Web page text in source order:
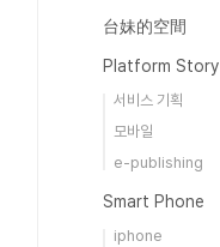
台妹的空間
Platform Story
서비스 기획
모바일
e-publishing
Smart Phone
iphone